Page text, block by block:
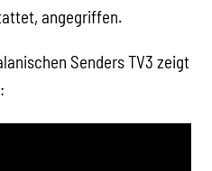
angegriffen.
Senders TV3 zeigt